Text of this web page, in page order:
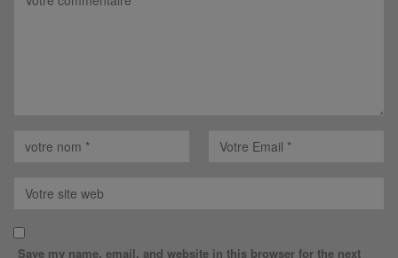
Save my name, email, and website in this browser for the next